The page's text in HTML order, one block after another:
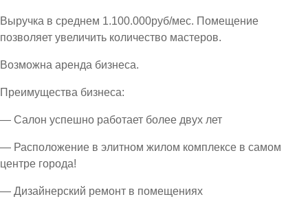
Выручка в среднем 1.100.000руб/мес. Помещение
позволяет увеличить количество мастеров.
Возможна аренда бизнеса.
Преимущества бизнеса:
— Салон успешно работает более двух лет
— Расположение в элитном жилом комплексе в самом
центре города!
— Дизайнерский ремонт в помещениях